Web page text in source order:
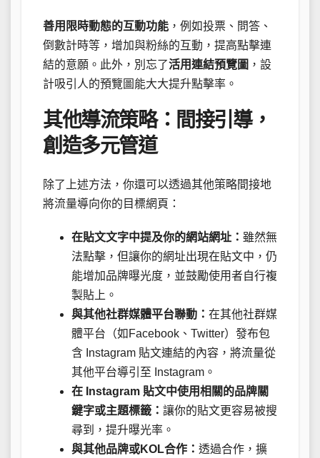
善用限時動態的互動功能 ，例如投票、問答、
倒數計時等，增加與粉絲的互動，提高點擊連
結的意願。此外，別忘了活用連結預覽圖 ，設
計吸引人的預覽圖能大大提升點擊率。
其他導流策略：間接引導，
創造多元管道
除了上述方法，你還可以透過其他策略間接地
將流量導向你的目標網頁：
在貼文文字中提及你的網站網址： 雖然無
法點擊，但讓你的網址出現在貼文中，仍
能增加品牌曝光度，並鼓勵使用者自行複
製貼上。
與其他社群媒體平台聯動： 在其他社群媒
體平台（如Facebook、Twitter）發布包
含 Instagram 貼文連結的內容，將流量從
其他平台導引至 Instagram。
在 Instagram 貼文中使用相關的品牌關
鍵字或主題標籤： 讓你的貼文更容易被搜
尋到，提升曝光率。
與其他品牌或KOL合作： 透過合作，擴